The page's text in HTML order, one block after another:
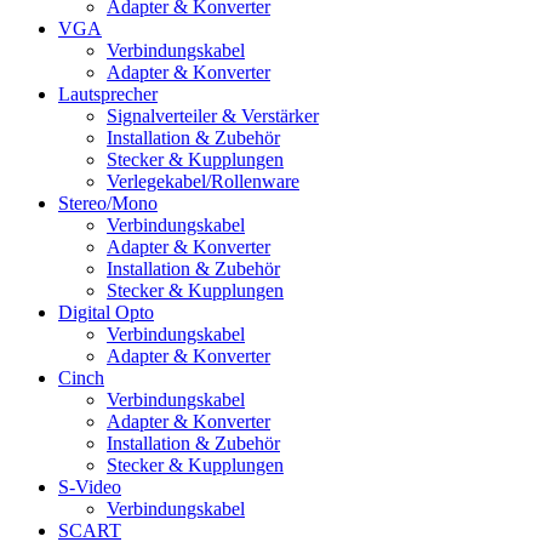
Adapter & Konverter
VGA
Verbindungskabel
Adapter & Konverter
Lautsprecher
Signalverteiler & Verstärker
Installation & Zubehör
Stecker & Kupplungen
Verlegekabel/Rollenware
Stereo/Mono
Verbindungskabel
Adapter & Konverter
Installation & Zubehör
Stecker & Kupplungen
Digital Opto
Verbindungskabel
Adapter & Konverter
Cinch
Verbindungskabel
Adapter & Konverter
Installation & Zubehör
Stecker & Kupplungen
S-Video
Verbindungskabel
SCART